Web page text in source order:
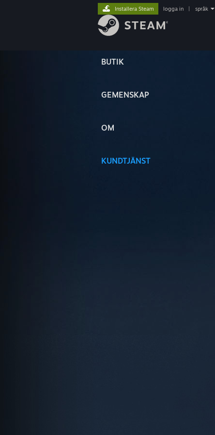
BUTIK
GEMENSKAP
OM
KUNDTJÄNST
Installera Steam logga in språk